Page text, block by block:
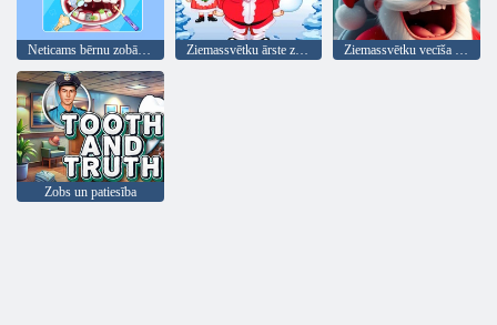
Neticams bērnu zobārsts Ziemassvētku ārste zobārste Ziemassvētku vecīša zobārste
Zobs un patiesība